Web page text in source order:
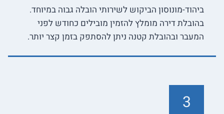
ביהוד-מונוסון הביקוש לשירותי הובלה גבוה במיוחד.
בהובלת דירה מומלץ להזמין מובילים כחודש לפני
המעבר ובהובלת קטנה ניתן להסתפק בזמן קצר יותר.
3